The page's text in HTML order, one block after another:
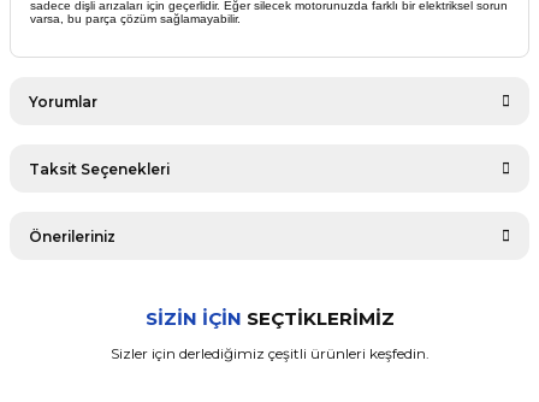
sadece dişli arızaları için geçerlidir. Eğer silecek motorunuzda farklı bir elektriksel sorun
varsa, bu parça çözüm sağlamayabilir.
Yorumlar
Taksit Seçenekleri
Önerileriniz
konularda yetersiz gördüğünüz noktaları öneri formunu
kullanarak tarafımıza iletebilirsiniz.
SİZİN İÇİN SEÇTİKLERİMİZ
Sizler için derlediğimiz çeşitli ürünleri keşfedin.